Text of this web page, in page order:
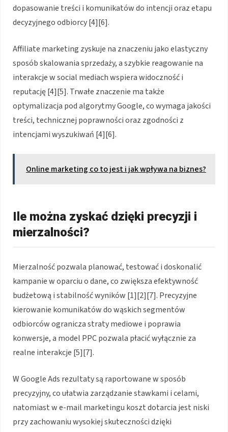
dopasowanie treści i komunikatów do intencji oraz etapu
decyzyjnego odbiorcy [4][6].
Affiliate marketing zyskuje na znaczeniu jako elastyczny
sposób skalowania sprzedaży, a szybkie reagowanie na
interakcje w social mediach wspiera widoczność i
reputację [4][5]. Trwałe znaczenie ma także
optymalizacja pod algorytmy Google, co wymaga jakości
treści, technicznej poprawności oraz zgodności z
intencjami wyszukiwań [4][6].
Online marketing co to jest i jak wpływa na biznes?
Ile można zyskać dzięki precyzji i
mierzalności?
Mierzalność pozwala planować, testować i doskonalić
kampanie w oparciu o dane, co zwiększa efektywność
budżetową i stabilność wyników [1][2][7]. Precyzyjne
kierowanie komunikatów do wąskich segmentów
odbiorców ogranicza straty mediowe i poprawia
konwersje, a model PPC pozwala płacić wyłącznie za
realne interakcje [5][7].
W Google Ads rezultaty są raportowane w sposób
precyzyjny, co ułatwia zarządzanie stawkami i celami,
natomiast w e-mail marketingu koszt dotarcia jest niski
przy zachowaniu wysokiej skuteczności dzięki